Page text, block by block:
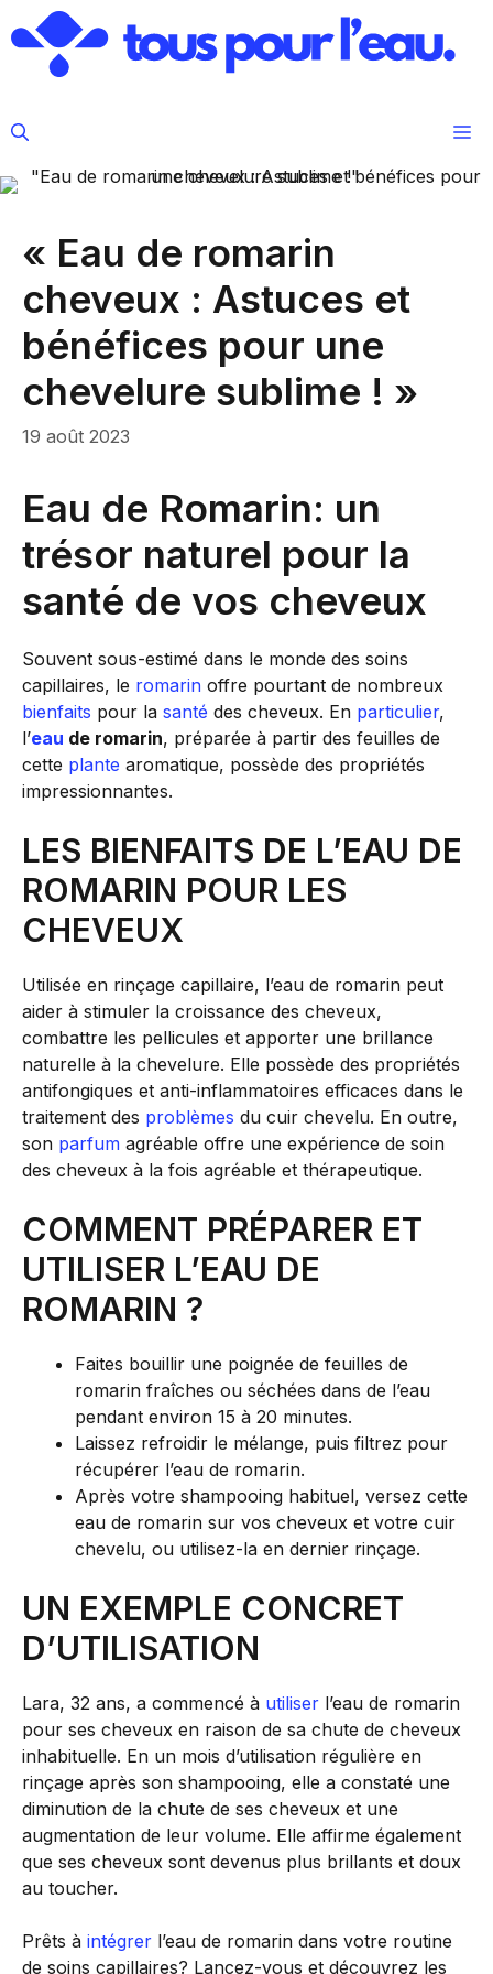
au
contenu
« Eau de romarin
cheveux : Astuces et
bénéfices pour une
chevelure sublime ! »
19 août 2023
Eau de Romarin: un
trésor naturel pour la
santé de vos cheveux
Souvent sous-estimé dans le monde des soins
capillaires, le romarin offre pourtant de nombreux
bienfaits pour la santé des cheveux. En particulier,
l’eau de romarin, préparée à partir des feuilles de
cette plante aromatique, possède des propriétés
impressionnantes.
LES BIENFAITS DE L’EAU DE
ROMARIN POUR LES
CHEVEUX
Utilisée en rinçage capillaire, l’eau de romarin peut
aider à stimuler la croissance des cheveux,
combattre les pellicules et apporter une brillance
naturelle à la chevelure. Elle possède des propriétés
antifongiques et anti-inflammatoires efficaces dans le
traitement des problèmes du cuir chevelu. En outre,
son parfum agréable offre une expérience de soin
des cheveux à la fois agréable et thérapeutique.
COMMENT PRÉPARER ET
UTILISER L’EAU DE
ROMARIN ?
Faites bouillir une poignée de feuilles de
romarin fraîches ou séchées dans de l’eau
pendant environ 15 à 20 minutes.
Laissez refroidir le mélange, puis filtrez pour
récupérer l’eau de romarin.
Après votre shampooing habituel, versez cette
eau de romarin sur vos cheveux et votre cuir
chevelu, ou utilisez-la en dernier rinçage.
UN EXEMPLE CONCRET
D’UTILISATION
Lara, 32 ans, a commencé à utiliser l’eau de romarin
pour ses cheveux en raison de sa chute de cheveux
inhabituelle. En un mois d’utilisation régulière en
rinçage après son shampooing, elle a constaté une
diminution de la chute de ses cheveux et une
augmentation de leur volume. Elle affirme également
que ses cheveux sont devenus plus brillants et doux
au toucher.
Prêts à intégrer l’eau de romarin dans votre routine
de soins capillaires? Lancez-vous et découvrez les